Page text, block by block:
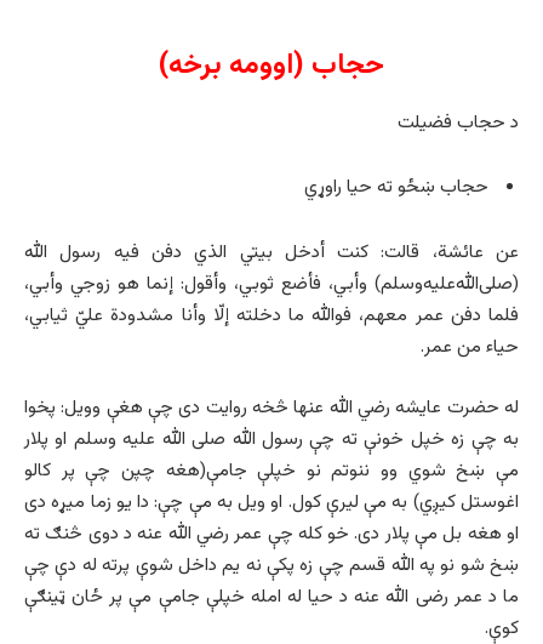
حجاب (اوومه برخه)
د حجاب فضیلت
حجاب ښځو ته حیا راوړي
عن عائشة، قالت: كنت أدخل بيتي الذي دفن فيه رسول الله
(صلی‌الله‌علیه‌وسلم) وأبي، فأضع ثوبي، وأقول: إنما هو زوجي وأبي،
فلما دفن عمر معهم، فوالله ما دخلته إلّا وأنا مشدودة عليّ ثيابي،
حياء من عمر.
له حضرت عایشه رضي الله عنها څخه روایت دی چې هغې وویل: پخوا
به چې زه خپل خونې ته چې رسول الله صلی الله علیه وسلم او پلار
مې ښخ شوي وو ننوتم نو خپلې جامې(هغه چپن چې پر کالو
اغوستل کیږي) به مې لیرې کول. او ویل به مې چې: دا یو زما میړه دی
او هغه بل مې پلار دی. خو کله چې عمر رضي الله عنه د دوی څنګ ته
ښخ شو نو په الله قسم چې زه پکې نه یم داخل شوې پرته له دې چې
ما د عمر رضی الله عنه د حیا له امله خپلې جامې مې پر ځان ټینګې
کوې.